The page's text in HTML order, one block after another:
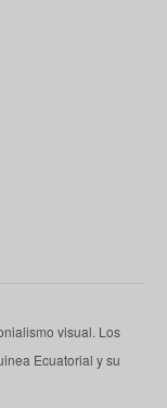
visual. Los
Ecuatorial y su